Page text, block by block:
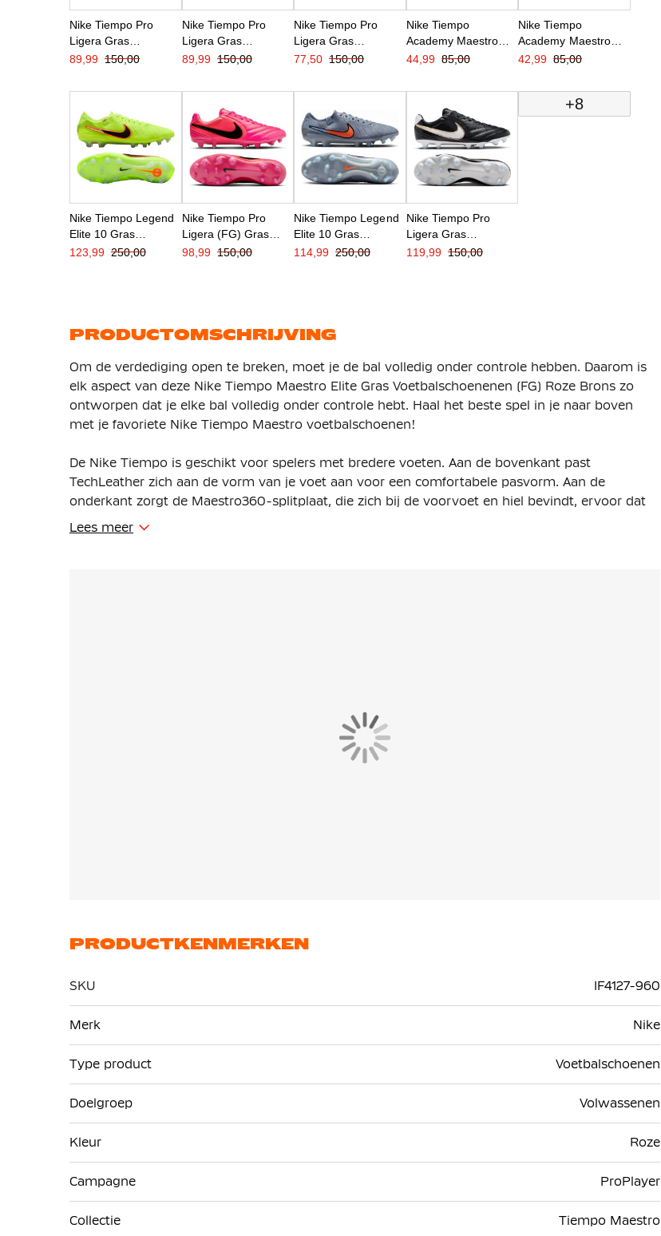
Nike Tiempo Pro
Ligera Gras
Voetbalschoenen
Felroze
89,99 150,00
Nike Tiempo Pro
Ligera Gras
Voetbalschoenen
Felrood
89,99 150,00
Nike Tiempo Pro
Ligera Gras
Voetbalschoenen
Lichtblauw
77,50 150,00
Nike Tiempo
Academy Maestro
Gras / Kunstgras
(MG) Wit Blauw
44,99 85,00
Nike Tiempo
Academy Maestro
Gras / Kunstgras
(MG) Zwart
Lichtblauw
42,99 85,00
Nike Tiempo Legend
Elite 10 Gras
Voetbalschoenen
123,99 250,00
Nike Tiempo Pro
Ligera (FG) Gras
Voetbalschoenen
98,99 150,00
Nike Tiempo Legend
Elite 10 Gras
Voetbalschoenen
114,99 250,00
Nike Tiempo Pro
Ligera Gras
Voetbalschoenen
119,99 150,00
+8
PRODUCTOMSCHRIJVING
Om de verdediging open te breken, moet je de bal volledig onder controle hebben. Daarom is
elk aspect van deze Nike Tiempo Maestro Elite Gras Voetbalschoenenen (FG) Roze Brons zo
ontworpen dat je elke bal volledig onder controle hebt. Haal het beste spel in je naar boven
met je favoriete Nike Tiempo Maestro voetbalschoenen!
De Nike Tiempo is geschikt voor spelers met bredere voeten. Aan de bovenkant past
TechLeather zich aan de vorm van je voet aan voor een comfortabele pasvorm. Aan de
onderkant zorgt de Maestro360-splitplaat, die zich bij de voorvoet en hiel bevindt, ervoor dat
het synthetische leer van het bovenwerk zich om de voetboog wikkelt, waardoor het gevoel
Lees meer
PRODUCTKENMERKEN
SKU
IF4127-960
informatie
Merk Nike
Type product Voetbalschoenen
Doelgroep Volwassenen
Kleur Roze
Campagne ProPlayer
Collectie Tiempo Maestro